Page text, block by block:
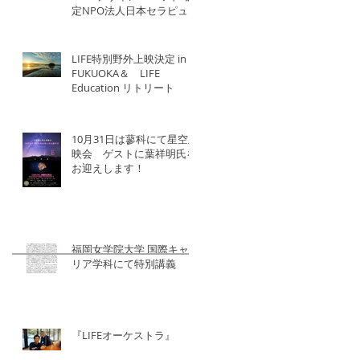
定NPO法人日本セラピュー
LIFE特別野外上映決定 in
FUKUOKA＆ LIFE
Education リトリート
10月31日は蓼科にて星空上
映会 ゲストに葉祥明氏を
お迎えします！
福岡女学院大学 国際キャ
リア学科にて特別講義
『LIFEオーケストラ』